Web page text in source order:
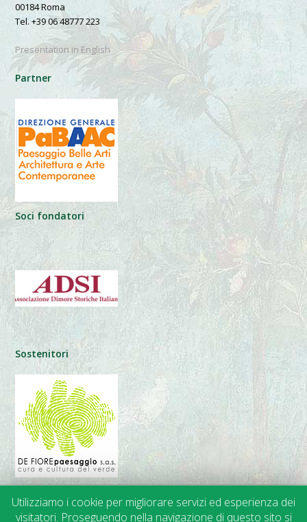
00184 Roma
Tel. +39 06 48777 223
Presentation in English
Partner
Soci fondatori
Sostenitori
Utilizziamo i cookie per migliorare servizi ed esperienza dei
visitatori. Proseguendo nella navigazione di questo sito si